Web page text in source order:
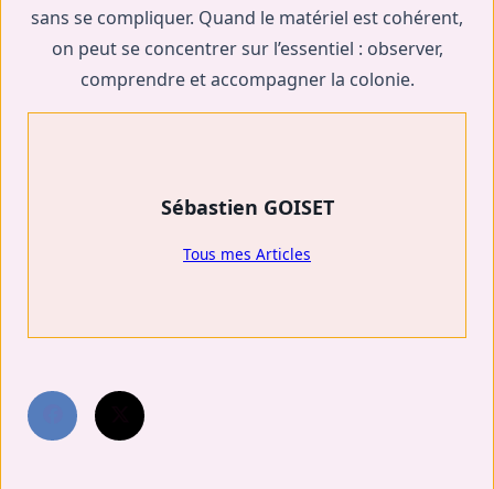
sans se compliquer. Quand le matériel est cohérent,
on peut se concentrer sur l’essentiel : observer,
comprendre et accompagner la colonie.
Sébastien GOISET
Tous mes Articles